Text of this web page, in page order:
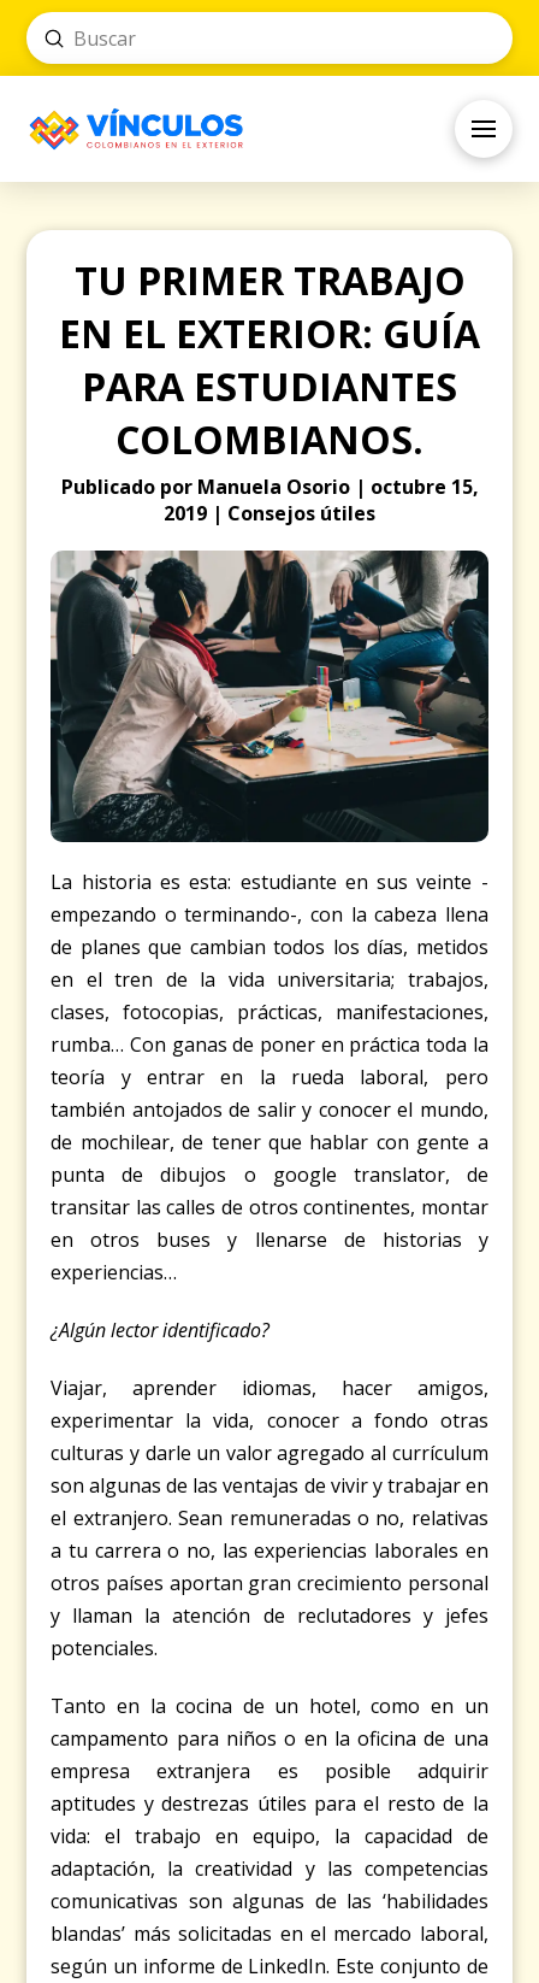
Search
Submit
TU PRIMER TRABAJO
EN EL EXTERIOR: GUÍA
PARA ESTUDIANTES
COLOMBIANOS.
Publicado por Manuela Osorio | octubre 15,
2019 | Consejos útiles
La historia es esta: estudiante en sus veinte -
empezando o terminando-, con la cabeza llena
de planes que cambian todos los días, metidos
en el tren de la vida universitaria; trabajos,
clases, fotocopias, prácticas, manifestaciones,
rumba… Con ganas de poner en práctica toda la
teoría y entrar en la rueda laboral, pero
también antojados de salir y conocer el mundo,
de mochilear, de tener que hablar con gente a
punta de dibujos o google translator, de
transitar las calles de otros continentes, montar
en otros buses y llenarse de historias y
experiencias…
¿Algún lector identificado?
Viajar, aprender idiomas, hacer amigos,
experimentar la vida, conocer a fondo otras
culturas y darle un valor agregado al currículum
son algunas de las ventajas de vivir y trabajar en
el extranjero. Sean remuneradas o no, relativas
a tu carrera o no, las experiencias laborales en
otros países aportan gran crecimiento personal
y llaman la atención de reclutadores y jefes
potenciales.
Tanto en la cocina de un hotel, como en un
campamento para niños o en la oficina de una
empresa extranjera es posible adquirir
aptitudes y destrezas útiles para el resto de la
vida: el trabajo en equipo, la capacidad de
adaptación, la creatividad y las competencias
comunicativas son algunas de las ‘habilidades
blandas’ más solicitadas en el mercado laboral,
según un informe de LinkedIn. Este conjunto de